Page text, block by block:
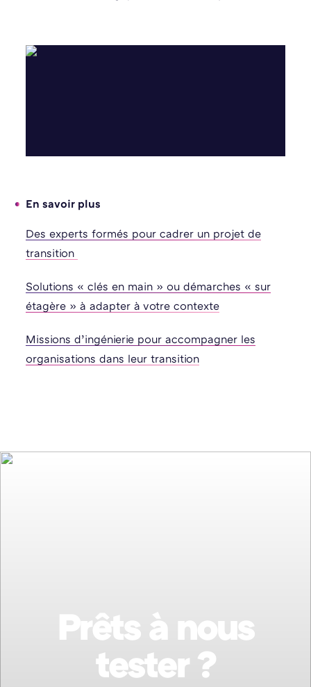
En savoir plus
Des experts formés pour cadrer un projet de
transition ​
Solutions « clés en main » ou démarches « sur
étagère » à adapter à votre contexte​
Missions d’ingénierie pour accompagner les
organisations dans leur transition​
Prêts à nous
tester ?